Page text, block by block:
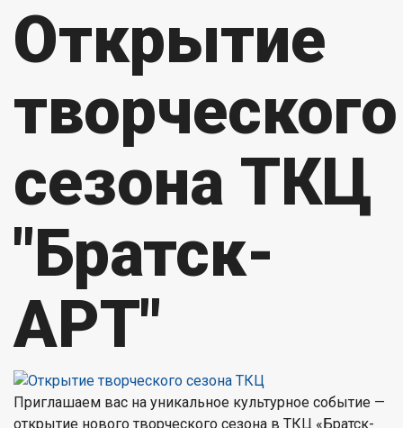
Открытие
творческого
сезона ТКЦ
"Братск-
АРТ"
Приглашаем вас на уникальное культурное событие —
открытие нового творческого сезона в ТКЦ «Братск-